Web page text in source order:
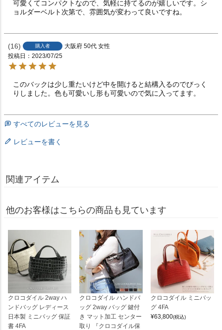
可愛くてコンパクトなので、気軽に持てるのが嬉しいです。シ
ョルダーベルト次第で、雰囲気が変わって良いですね。
16 購入者 大阪府 50代 女性
投稿日
2023/07/25
このバックは少し重たいけど中を開けると結構入るのでびっく
りしました。色も可愛いし形も可愛いので気に入ってます。
すべてのレビューを見る
レビューを書く
関連アイテム
他のお客様はこちらの商品も見ています
クロコダイル 2way ハ
ンドバッグ レディース
日本製 ミニバッグ 保証
書 4FA
クロコダイル ハンドバ
ッグ 2way バッグ 鍵付
き マット加工 センター
取り 『クロコダイル保
クロコダイル ミニバッ
グ 4FA
¥63,800(税込)